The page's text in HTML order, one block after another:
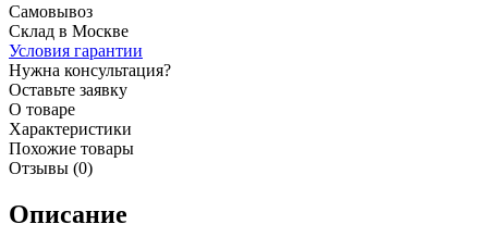
Самовывоз
Склад в Москве
Условия гарантии
Нужна консультация?
Оставьте заявку
О товаре
Характеристики
Похожие товары
Отзывы (0)
Описание